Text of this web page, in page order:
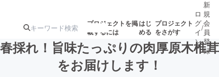
プロジェクトを掲
載するには
はじ
める
プロジェクト
をさがす
ロ
グ
イ
ン
/
新
規
会
員
登
録
春採れ！旨味たっぷりの肉厚原木椎茸
をお届けします！